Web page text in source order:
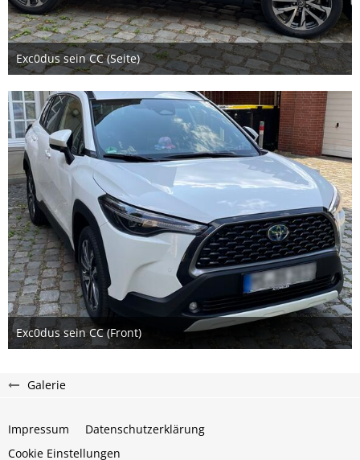
Exc0dus sein CC (Seite)
24. Juli 2023
2
Exc0dus sein CC (Front)
24. Juli 2023
Galerie
Impressum
Datenschutzerklärung
Cookie Einstellungen